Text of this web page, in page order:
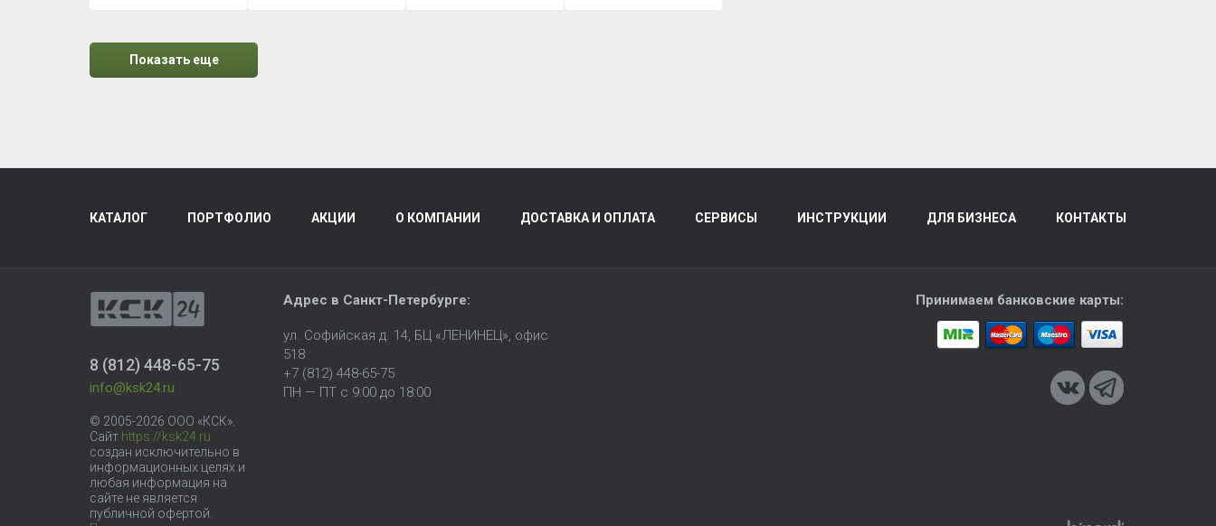
Показать еще
КАТАЛОГ ПОРТФОЛИО АКЦИИ О КОМПАНИИ ДОСТАВКА И ОПЛАТА СЕРВИСЫ ИНСТРУКЦИИ ДЛЯ БИЗНЕСА КОНТАКТЫ
8 (812) 448-65-75
info@ksk24.ru
© 2005-2026 ООО «КСК».
Сайт https://ksk24.ru
создан исключительно в
информационных целях и
любая информация на
сайте не является
публичной офертой.
Адрес в Санкт-Петербурге:
ул. Софийская д. 14, БЦ «ЛЕНИНЕЦ», офис
518
+7 (812) 448-65-75
ПН — ПТ с 9:00 до 18:00
Принимаем банковские карты: